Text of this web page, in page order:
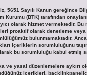
5651 Sayılı Kanun gereğince
Kurumu (BTK) tarafından
olarak hizmet vermektedir. Bu
proaktif olarak denetleme veya
bulunmamaktadır.
içeriklerin sorumluluğunu
bu sorumluluğu kabul etmiş
ve yasal düzenlemelere aykırı
içerikleri,